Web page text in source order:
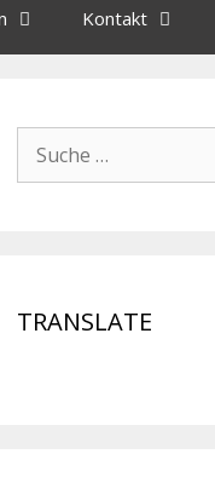
Kontakt
TRANSLATE